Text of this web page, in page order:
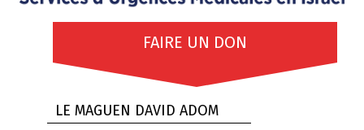
FAIRE UN DON
LE MAGUEN DAVID ADOM